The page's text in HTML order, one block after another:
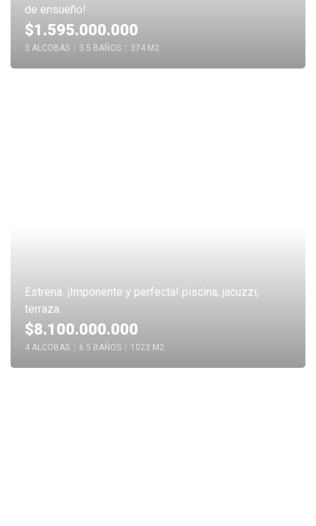
de ensueño!
$1.595.000.000
3 ALCOBAS 3.5 BAÑOS 374 M2
Estrena. ¡Imponente y perfecta! piscina, jacuzzi,
terraza.
$8.100.000.000
4 ALCOBAS 6.5 BAÑOS 1023 M2